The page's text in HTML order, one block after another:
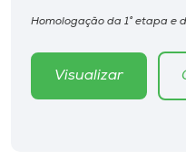
Homologação da 1° etapa e
Visualizar